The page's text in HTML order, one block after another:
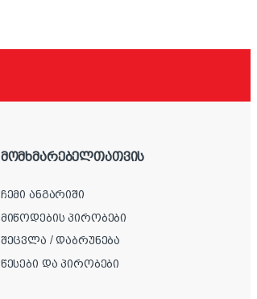
მომხმარებელთათვის
ჩემი ანგარიში
მიწოდების პირობები
შეცვლა / დაბრუნება
წესები და პირობები